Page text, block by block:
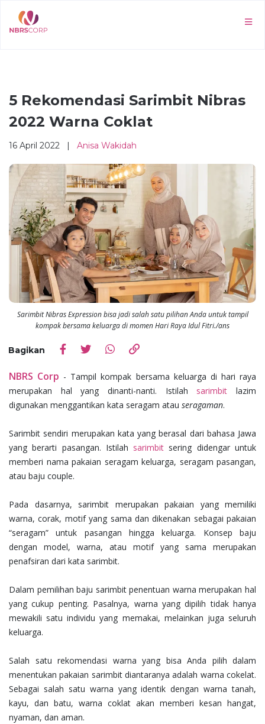
5 Rekomendasi Sarimbit Nibras
2022 Warna Coklat
16 April 2022 | Anisa Wakidah
Sarimbit Nibras Expression bisa jadi salah satu pilihan Anda untuk tampil
kompak bersama keluarga di momen Hari Raya Idul Fitri./ans
Bagikan
NBRS Corp - Tampil kompak bersama keluarga di hari raya
merupakan hal yang dinanti-nanti. Istilah sarimbitlazim
digunakan menggantikan kata seragam atau seragaman.
Sarimbit sendiri merupakan kata yang berasal dari bahasa Jawa
yang berarti pasangan. Istilah sarimbit sering didengar untuk
memberi nama pakaian seragam keluarga, seragam pasangan,
atau baju couple.
Pada dasarnya, sarimbit merupakan pakaian yang memiliki
warna, corak, motif yang sama dan dikenakan sebagai pakaian
“seragam” untuk pasangan hingga keluarga. Konsep baju
dengan model, warna, atau motif yang sama merupakan
penafsiran dari kata sarimbit.
Dalam pemilihan baju sarimbit penentuan warna merupakan hal
yang cukup penting. Pasalnya, warna yang dipilih tidak hanya
mewakili satu individu yang memakai, melainkan juga seluruh
keluarga.
Salah satu rekomendasi warna yang bisa Anda pilih dalam
menentukan pakaian sarimbit diantaranya adalah warna cokelat.
Sebagai salah satu warna yang identik dengan warna tanah,
kayu, dan batu, warna coklat akan memberi kesan hangat,
nyaman, dan aman.